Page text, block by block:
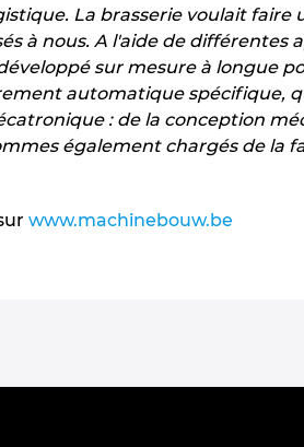
La brasserie voulait
à nous. A l'aide de
sur mesure à longue
automatique spécifique,
: de la conception
également chargés de la
www.machinebouw.be